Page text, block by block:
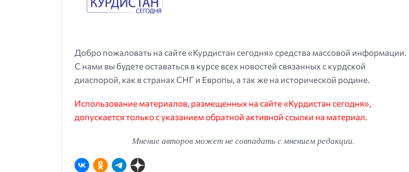
Добро пожаловать на сайте «Курдистан сегодня» средства массовой информации.
С нами вы будете оставаться в курсе всех новостей связанных с курдской
диаспорой, как в странах СНГ и Европы, а так же на исторической родине.
Использование материалов, размещенных на сайте «Курдистан сегодня»,
допускается только с указанием обратной активной ссылки на материал.
Мнение авторов может не совпадать с мнением редакции.